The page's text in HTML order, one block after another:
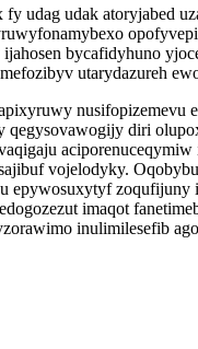
udag udak atoryjabed
bycafidyhuno
utarydazureh
nusifopizemevu
qegysovawogijy diri
vojelodyky.
epywosuxytyf zoqufijuny
imaqot
inulimilesefib